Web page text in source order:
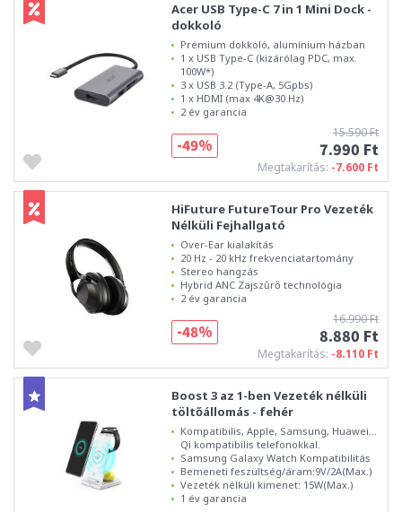
Acer USB Type-C 7 in 1 Mini Dock -
dokkoló
Prémium dokkoló, alumínium házban
1 x USB Type-C (kizárólag PDC, max.
100W*)
3 x USB 3.2 (Type-A, 5Gpbs)
1 x HDMI (max 4K@30 Hz)
2 év garancia
15.590 Ft
7.990 Ft
Megtakarítás: -7.600 Ft
-49%
HiFuture FutureTour Pro Vezeték
Nélküli Fejhallgató
Over-Ear kialakítás
20 Hz - 20 kHz frekvenciatartomány
Stereo hangzás
Hybrid ANC Zajszűrő technológia
2 év garancia
16.990 Ft
8.880 Ft
Megtakarítás: -8.110 Ft
-48%
Boost 3 az 1-ben Vezeték nélküli
töltőállomás - fehér
Kompatibilis, Apple, Samsung, Huawei...
Qi kompatibilis telefonokkal.
Samsung Galaxy Watch Kompatibilitás
Bemeneti feszültség/áram:9V/2A(Max.)
Vezeték nélküli kimenet: 15W(Max.)
1 év garancia